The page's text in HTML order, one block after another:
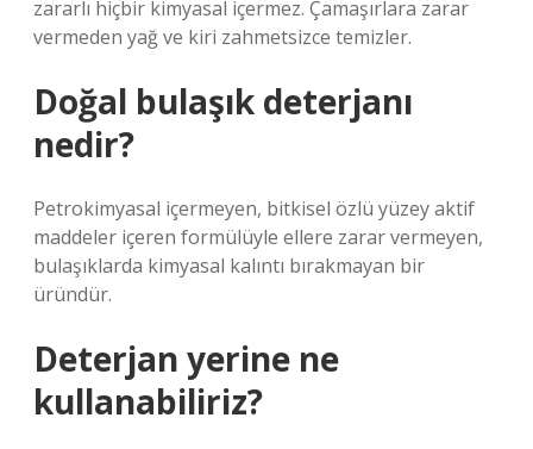
zararlı hiçbir kimyasal içermez. Çamaşırlara zarar
vermeden yağ ve kiri zahmetsizce temizler.
Doğal bulaşık deterjanı
nedir?
Petrokimyasal içermeyen, bitkisel özlü yüzey aktif
maddeler içeren formülüyle ellere zarar vermeyen,
bulaşıklarda kimyasal kalıntı bırakmayan bir
üründür.
Deterjan yerine ne
kullanabiliriz?